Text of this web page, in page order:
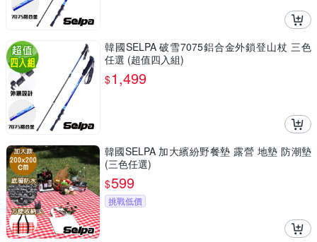
韓國SELPA 破雪7075鋁合金外鎖登山杖 三色
任選 (超值四入組)
$1,499
韓國SELPA 加大繽紛野餐墊 露營 地墊 防潮墊
(三色任選)
$599
挑戰低價